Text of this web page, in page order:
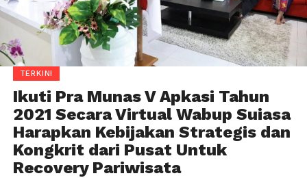
TERKINI
Ikuti Pra Munas V Apkasi Tahun
2021 Secara Virtual Wabup Suiasa
Harapkan Kebijakan Strategis dan
Kongkrit dari Pusat Untuk
Recovery Pariwisata